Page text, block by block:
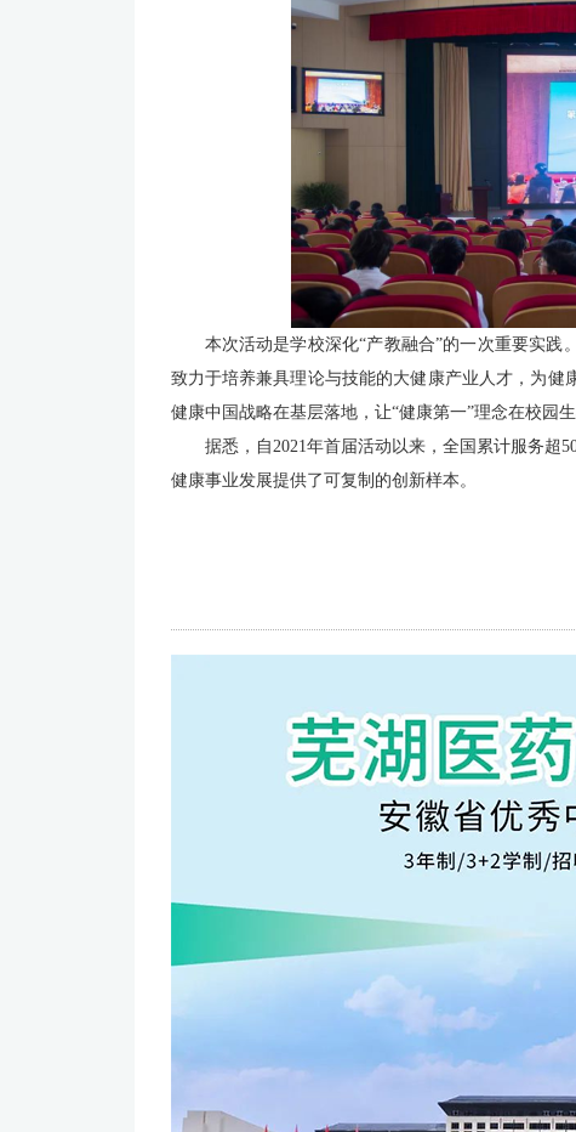
本次活动是学校深化“产教融合”的一次重要实践
致力于培养兼具理论与技能的大健康产业人才，为健
健康中国战略在基层落地，让“健康第一”理念在校园
据悉，自2021年首届活动以来，全国累计服务超
健康事业发展提供了可复制的创新样本。